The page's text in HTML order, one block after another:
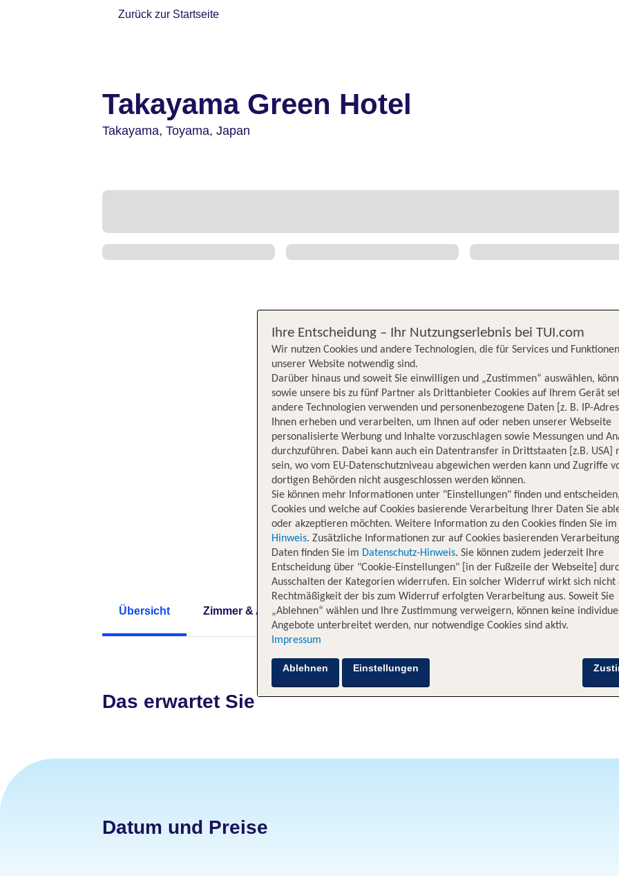
Zurück zur Startseite
Takayama Green Hotel
Takayama, Toyama, Japan
Übersicht Zimmer & Angebote Hotelinformationen Lage Bewertungen
Das erwartet Sie
Datum und Preise
Ihre Entscheidung – Ihr Nutzungserlebnis bei TUI.com
Wir nutzen Cookies und andere Technologien, die für Services und
unserer Website notwendig sind.
Darüber hinaus und soweit Sie einwilligen und „Zustimmen“ auswählen,
sowie unsere bis zu fünf Partner als Drittanbieter Cookies auf Ihrem Gerät
andere Technologien verwenden und personenbezogene Daten [z. B. IP-
Ihnen erheben und verarbeiten, um Ihnen auf oder neben unserer Webseite
personalisierte Werbung und Inhalte vorzuschlagen sowie Messungen und
durchzuführen. Dabei kann auch ein Datentransfer in Drittstaaten [z.B. USA]
sein, wo vom EU-Datenschutzniveau abgewichen werden kann und Zugriffe
dortigen Behörden nicht ausgeschlossen werden können.
Sie können mehr Informationen unter "Einstellungen" finden und
Cookies und welche auf Cookies basierende Verarbeitung Ihrer Daten Sie
oder akzeptieren möchten. Weitere Information zu den Cookies finden Sie im
Hinweis. Zusätzliche Informationen zur auf Cookies basierenden
Daten finden Sie im Datenschutz-Hinweis. Sie können zudem jederzeit Ihre
Entscheidung über "Cookie-Einstellungen" [in der Fußzeile der Webseite]
Ausschalten der Kategorien widerrufen. Ein solcher Widerruf wirkt sich nicht
Rechtmäßigkeit der bis zum Widerruf erfolgten Verarbeitung aus. Soweit Sie
„Ablehnen“ wählen und Ihre Zustimmung verweigern, können keine
Angebote unterbreitet werden, nur notwendige Cookies sind aktiv.
Impressum
Ablehnen Einstellungen